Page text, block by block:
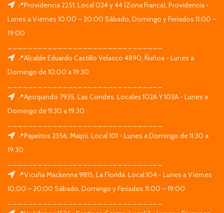
📍Providencia 2251. Local 024 y 44 (Zona Franca), Providencia -
Lunes a Viernes 10:00 – 20:00 Sábado, Domingo y Feriados 11:00 –
19:00
📍Alcalde Eduardo Castillo Velasco 4890, Ñuñoa - Lunes a
Domingo de 10:00 a 19:30
📍Apoquindo 7935, Las Condes. Locales 102A Y 103A - Lunes a
Domingo de 11:30 a 19:30
📍Pajaritos 2356, Maipú. Local 101 - Lunes a Domingo de 11:30 a
19:30
📍Vicuña Mackenna 9815, La Florida. Local 104 - Lunes a Viernes
10:00 – 20:00 Sábado, Domingo y Feriados 11:00 – 19:00